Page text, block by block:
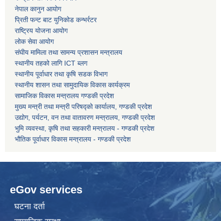
नेपाल कानुन आयोग
प्रिती फन्ट बाट युनिकोड कन्भर्रटर
राष्ट्रिय योजना आयोग
लोक सेवा आयोग
संघीय मामिला तथा सामन्य प्रशासन मन्त्रालय
स्थानीय तहको लागि ICT ब्लग
स्थानीय पूर्वाधार तथा कृषि सडक विभाग
स्थानीय शासन तथा सामुदायिक विकास कार्यक्रम
सामाजिक विकास मन्त्रालय गण्डकी प्रदेश
मुख्य मन्त्री तथा मन्त्री परिषद्को कार्यालय, गण्डकी प्रदेश
उद्योग, पर्यटन, वन तथा वातावरण मन्त्रालय, गण्डकी प्रदेश
भुमि व्यवस्था, कृषि तथा सहकारी मन्त्रालय - गण्डकी प्रदेश
भौतिक पूर्वाधार विकास मन्त्रालय - गण्डकी प्रदेश
eGov services
घटना दर्ता